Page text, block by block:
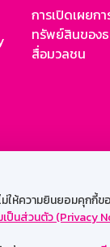
ความยินยอมคุกกี้ข
เป็นส่วนตัว (Privacy
การเปิดเผยก
ทรัพย์สินของธ
สื่อมวลชน